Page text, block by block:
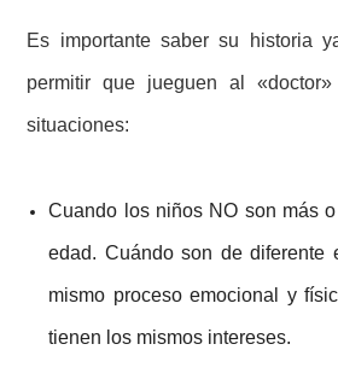
Es importante saber su historia
permitir que jueguen al
situaciones:
Cuando los niños NO son más
edad. Cuándo son de diferente
mismo proceso emocional y
tienen los mismos intereses.